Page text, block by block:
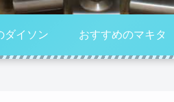
ダイソン おすすめのマキタ